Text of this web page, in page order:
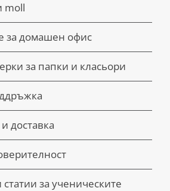
moll
за домашен офис
за папки и класьори
доставка
за ученическите